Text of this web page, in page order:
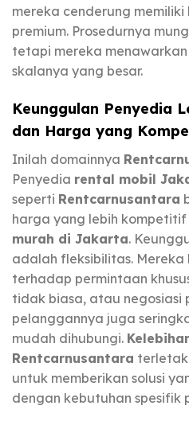
mereka cenderung
premium. Prosedurnya
tetapi mereka
skalanya yang besar.
Keunggulan Penyedia
dan Harga yang
Inilah domainnya
Penyedia rental mobil
seperti Rentcarnusantara
harga yang lebih
murah di Jakarta.
adalah fleksibilitas.
terhadap permintaan
tidak biasa, atau negosiasi
pelanggannya juga
mudah dihubungi.
Rentcarnusantara
untuk memberikan solusi
dengan kebutuhan spesifik